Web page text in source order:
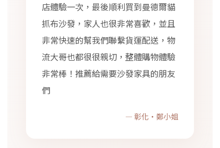
店體驗一次，最後順利買到曼德爾貓
抓布沙發，家人也很非常喜歡，並且
非常快速的幫我們聯繫貨運配送，物
流大哥也都很很親切，整體購物體驗
非常棒！推薦給需要沙發家具的朋友
們
— 彰化・鄭小姐